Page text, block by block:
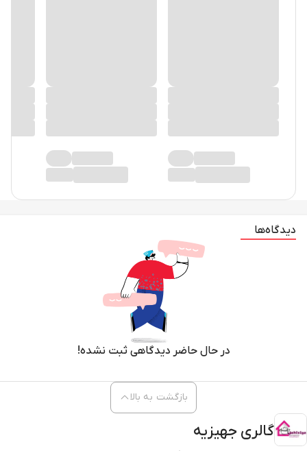
دیدگاه‌ها
در حال حاضر دیدگاهی ثبت نشده!
گالری جهیزیه
بازگشت به بالا